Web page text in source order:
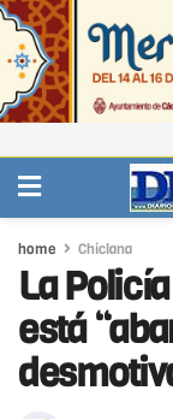
home Chiclana
La
está